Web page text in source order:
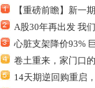
【重磅前瞻】新一
A股30年再出发 我
心脏支架降价93%
卷土重来，家门口
14天期逆回购重启